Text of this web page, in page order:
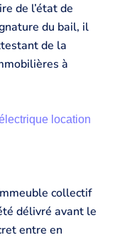
de l’état de
du bail, il
de la
à
location
collectif
délivré avant le
entre en